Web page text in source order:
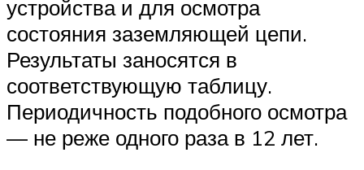
устройства и для осмотра
состояния заземляющей цепи.
Результаты заносятся в
соответствующую таблицу.
Периодичность подобного осмотра
— не реже одного раза в 12 лет.